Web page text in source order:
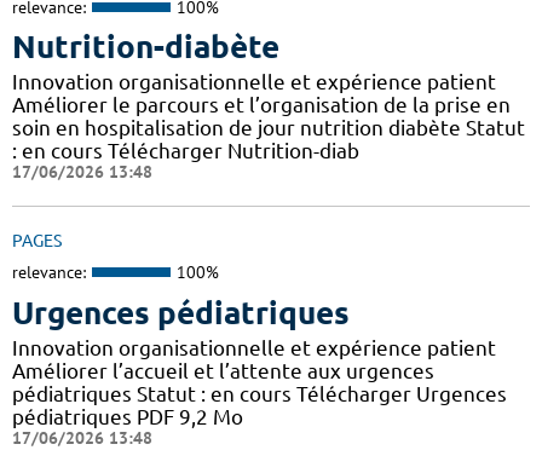
relevance: 100%
Nutrition-diabète
Innovation organisationnelle et expérience patient
Améliorer le parcours et l’organisation de la prise en
soin en hospitalisation de jour nutrition diabète Statut
: en cours Télécharger Nutrition-diab
17/06/2026 13:48
PAGES
relevance: 100%
Urgences pédiatriques
Innovation organisationnelle et expérience patient
Améliorer l’accueil et l’attente aux urgences
pédiatriques Statut : en cours Télécharger Urgences
pédiatriques PDF 9,2 Mo
17/06/2026 13:48